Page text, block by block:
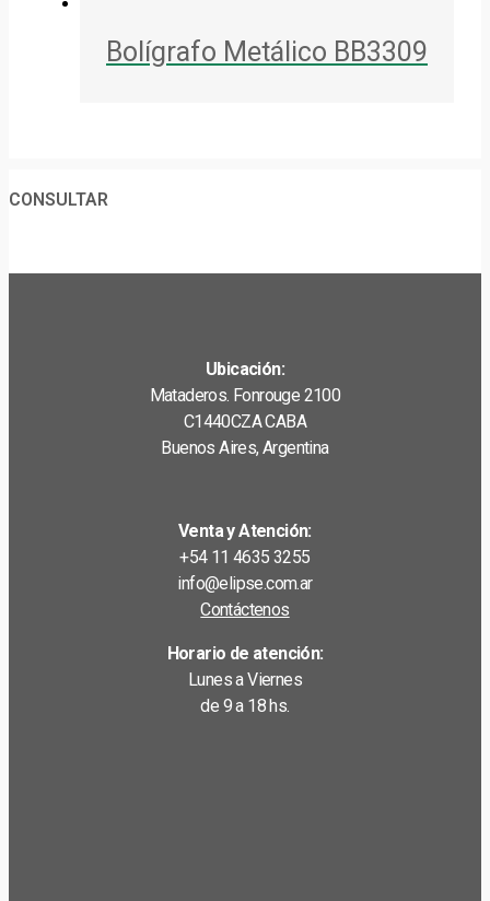
Bolígrafo Metálico BB3309
CONSULTAR
Ubicación:
Mataderos. Fonrouge 2100
C1440CZA CABA
Buenos Aires, Argentina
Venta y Atención:
+54 11 4635 3255
info@elipse.com.ar
Contáctenos
Horario de atención:
Lunes a Viernes
de 9 a 18 hs.